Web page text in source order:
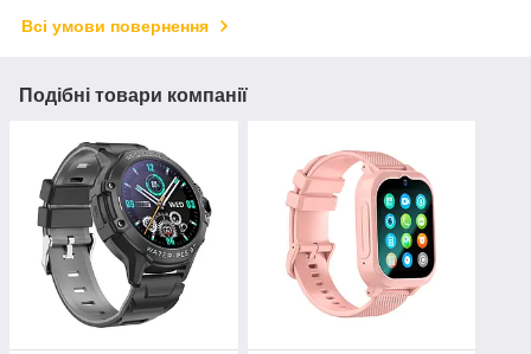
Всі умови повернення
Подібні товари компанії